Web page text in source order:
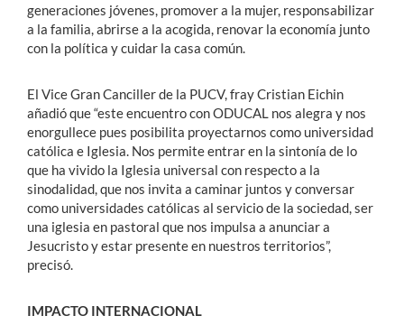
generaciones jóvenes, promover a la mujer, responsabilizar
a la familia, abrirse a la acogida, renovar la economía junto
con la política y cuidar la casa común.
El Vice Gran Canciller de la PUCV, fray Cristian Eichin
añadió que “este encuentro con ODUCAL nos alegra y nos
enorgullece pues posibilita proyectarnos como universidad
católica e Iglesia. Nos permite entrar en la sintonía de lo
que ha vivido la Iglesia universal con respecto a la
sinodalidad, que nos invita a caminar juntos y conversar
como universidades católicas al servicio de la sociedad, ser
una iglesia en pastoral que nos impulsa a anunciar a
Jesucristo y estar presente en nuestros territorios”,
precisó.
IMPACTO INTERNACIONAL